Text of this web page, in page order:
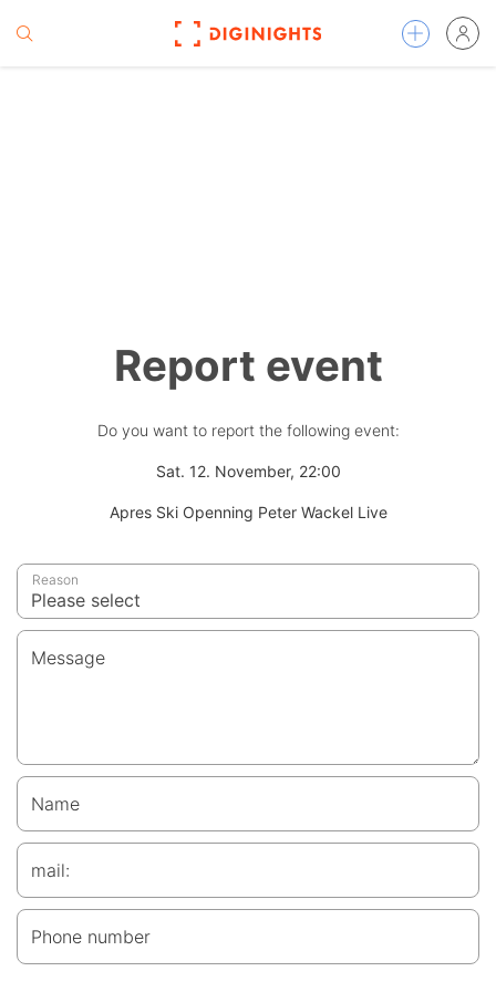
Report event
Do you want to report the following event:
Sat. 12. November, 22:00
Apres Ski Openning Peter Wackel Live
Reason
Message
Name
mail:
Phone number